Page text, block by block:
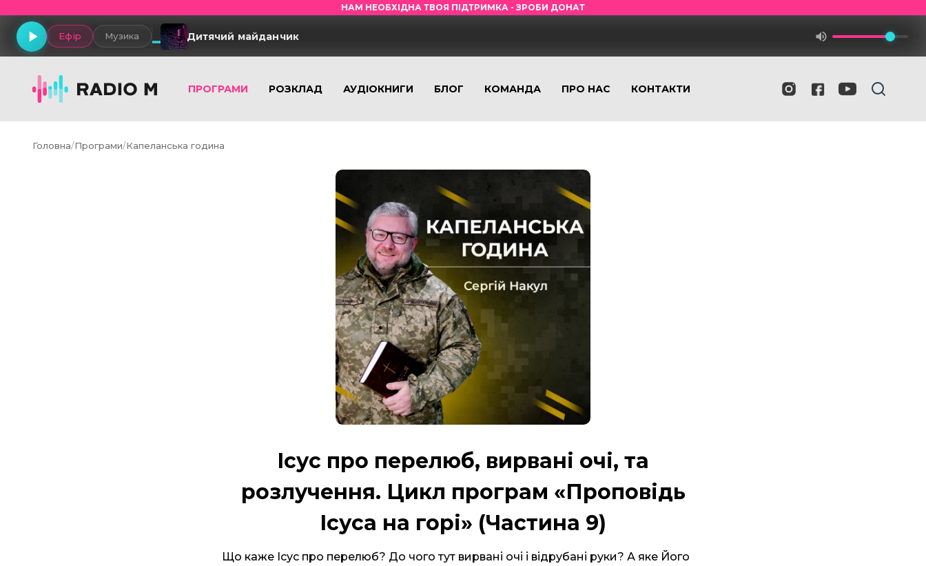
НАМ НЕОБХІДНА ТВОЯ ПІДТРИМКА - ЗРОБИ ДОНАТ
Ефір Музика Дитячий майданчик
ПРОГРАМИ РОЗКЛАД АУДІОКНИГИ БЛОГ КОМАНДА ПРО НАС КОНТАКТИ
Головна/Програми/Капеланська година
Ісус про перелюб, вирвані очі, та
розлучення. Цикл програм «Проповідь
Ісуса на горі» (Частина 9)
Що каже Ісус про перелюб? До чого тут вирвані очі і відрубані руки? А яке Його